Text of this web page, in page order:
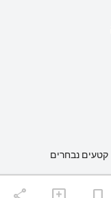
קטעים נבחרים